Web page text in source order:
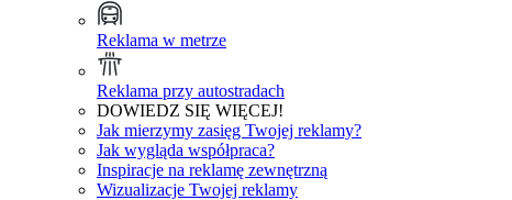
Reklama w metrze
Reklama przy autostradach
DOWIEDZ SIĘ WIĘCEJ!
Jak mierzymy zasięg Twojej reklamy?
Jak wygląda współpraca?
Inspiracje na reklamę zewnętrzną
Wizualizacje Twojej reklamy